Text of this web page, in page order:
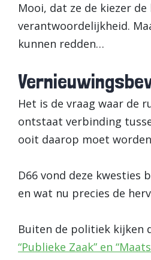
Mooi, dat ze de kiezer
verantwoordelijkheid.
kunnen redden…
Het is de vraag waar de
ontstaat verbinding
ooit daarop moet
D66 vond deze kwesties
en wat nu precies de
Buiten de politiek kijken
“Publieke Zaak” en “